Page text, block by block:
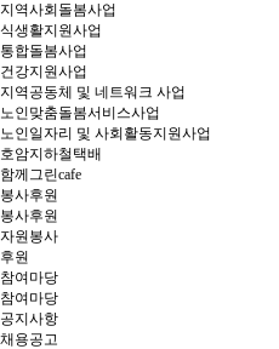
지역사회돌봄사업
식생활지원사업
통합돌봄사업
건강지원사업
지역공동체 및 네트워크 사업
노인맞춤돌봄서비스사업
노인일자리 및 사회활동지원사업
호암지하철택배
함께그린cafe
봉사후원
봉사후원
자원봉사
후원
참여마당
참여마당
공지사항
채용공고